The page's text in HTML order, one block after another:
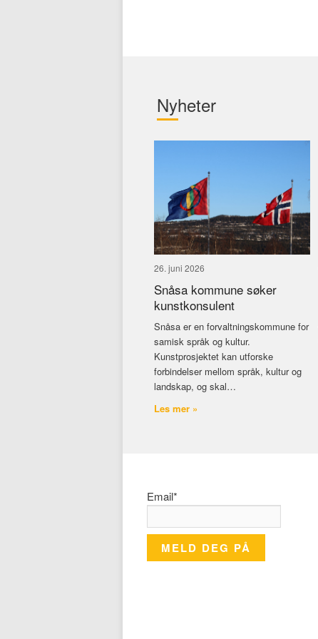
Nyheter
26. juni 2026
Snåsa kommune søker
kunstkonsulent
Snåsa er en forvaltningskommune for
samisk språk og kultur.
Kunstprosjektet kan utforske
forbindelser mellom språk, kultur og
landskap, og skal…
Les mer »
Email*